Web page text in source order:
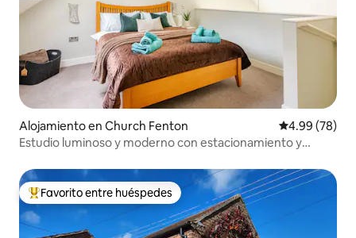
Alojamiento en Church Fenton Calificación
4.99 (78)
Estudio luminoso y moderno con estacionamiento y
Favorito entre huéspedes preferido
Favorito entre huéspedes